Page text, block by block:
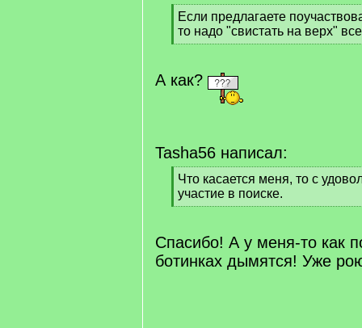
[
q
]
Если предлагаете
то надо "свистать на верх"
[
q
]
А как?
Tasha56 написал:
[
q
]
Что касается меня, то с
участие в поиске.
[
q
]
Спасибо! А у меня-то как
ботинках дымятся! Уже